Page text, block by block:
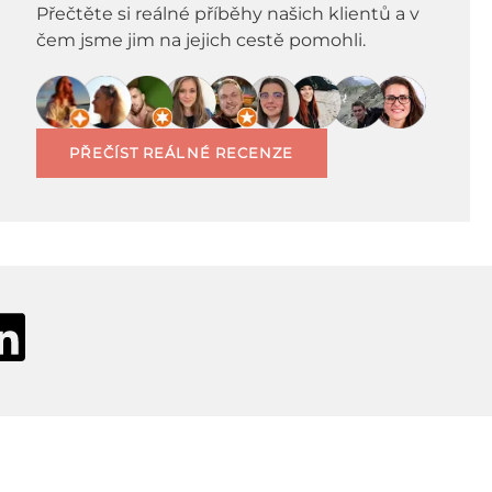
Přečtěte si reálné příběhy našich klientů a v
čem jsme jim na jejich cestě pomohli.
PŘEČÍST REÁLNÉ RECENZE